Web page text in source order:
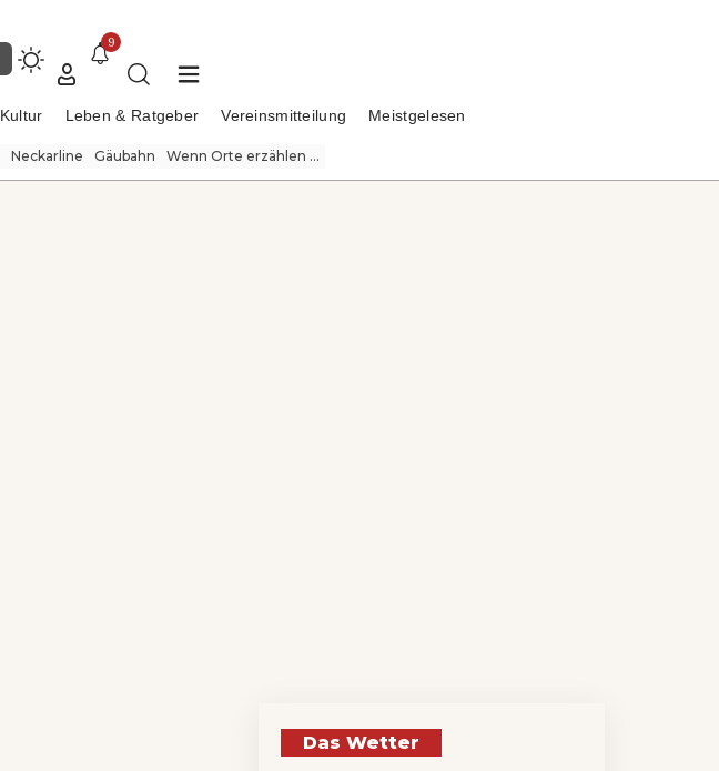
9
Kultur Leben & Ratgeber Vereinsmitteilung Meistgelesen
Neckarline Gäubahn Wenn Orte erzählen ...
Das Wetter